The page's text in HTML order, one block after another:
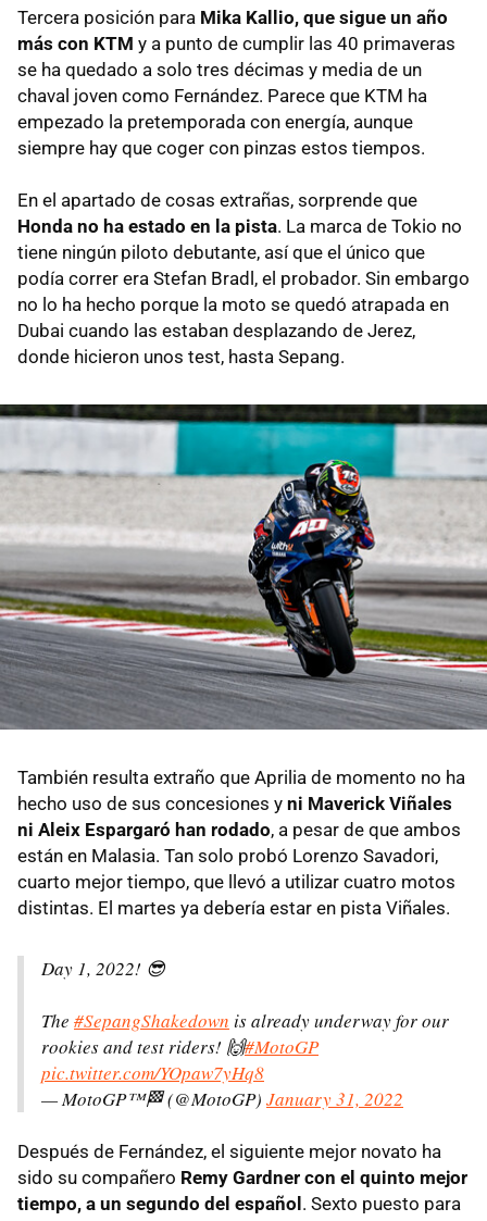
Tercera posición para Mika Kallio, que sigue un año
más con KTM y a punto de cumplir las 40 primaveras
se ha quedado a solo tres décimas y media de un
chaval joven como Fernández. Parece que KTM ha
empezado la pretemporada con energía, aunque
siempre hay que coger con pinzas estos tiempos.
En el apartado de cosas extrañas, sorprende que
Honda no ha estado en la pista. La marca de Tokio no
tiene ningún piloto debutante, así que el único que
podía correr era Stefan Bradl, el probador. Sin embargo
no lo ha hecho porque la moto se quedó atrapada en
Dubai cuando las estaban desplazando de Jerez,
donde hicieron unos test, hasta Sepang.
También resulta extraño que Aprilia de momento no ha
hecho uso de sus concesiones y ni Maverick Viñales
ni Aleix Espargaró han rodado, a pesar de que ambos
están en Malasia. Tan solo probó Lorenzo Savadori,
cuarto mejor tiempo, que llevó a utilizar cuatro motos
distintas. El martes ya debería estar en pista Viñales.
Day 1, 2022! 😎
The #SepangShakedown is already underway for our
rookies and test riders! 🙌#MotoGP
pic.twitter.com/YOpaw7yHq8
— MotoGP™🏁 (@MotoGP) January 31, 2022
Después de Fernández, el siguiente mejor novato ha
sido su compañero Remy Gardner con el quinto mejor
tiempo, a un segundo del español. Sexto puesto para